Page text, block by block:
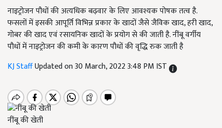
नाइट्रोजन पौधों की अत्यधिक बढ़वार के लिए आवश्यक पोषक तत्व है.
फसलों में इसकी आपूर्ति विभिन्न प्रकार के खादों जैसे जैविक खाद, हरी खाद,
गोबर की खाद एवं रसायनिक खादों के प्रयोग से की जाती है. नींबू वर्गीय
पौधों में नाइट्रोजन की कमी के कारण पौधों की वृद्धि रुक जाती है
KJ StaffUpdated on 30 March, 2022 3:48 PM IST
नींबू की खेती